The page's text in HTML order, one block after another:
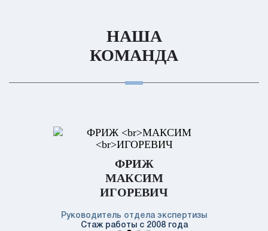
НАША
КОМАНДА
ФРИЖ
МАКСИМ
ИГОРЕВИЧ
Руководитель отдела экспертизы
Стаж работы с 2008 года